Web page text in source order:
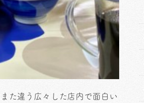
た違う広々した店内で面白い